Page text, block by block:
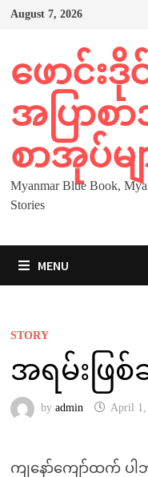
Skip
August 7, 2026
ဖောင်း
အပြာစ
စာအုပ်မျ
Myanmar Blue Book,
Stories
MENU
STORY
အရမ်းဖြစ်
by admin April 1,
ကျနော်ကျော်ထက် ပ